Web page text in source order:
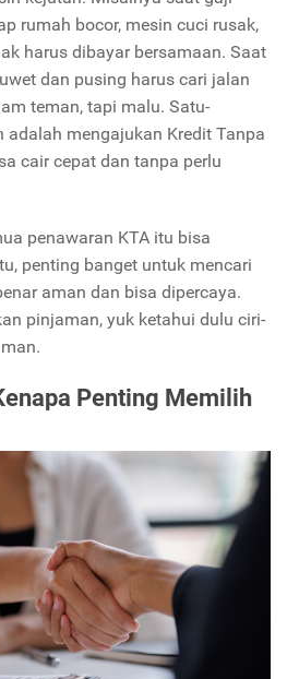
rumah bocor, mesin cuci rusak,
harus dibayar bersamaan. Saat
dan pusing harus cari jalan
teman, tapi malu. Satu-
adalah mengajukan Kredit Tanpa
cair cepat dan tanpa perlu
penawaran KTA itu bisa
penting banget untuk mencari
aman dan bisa dipercaya.
pinjaman, yuk ketahui dulu ciri-
Penting Memilih